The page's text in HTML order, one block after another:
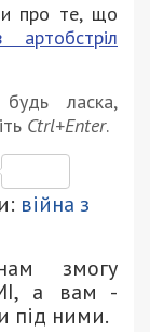
про те, що
артобстріл
ласка,
Ctrl+Enter.
війна з
змогу
а вам -
під ними.